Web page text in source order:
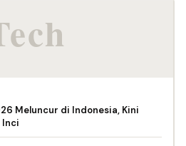
Meluncur di Indonesia, Kini
Inci